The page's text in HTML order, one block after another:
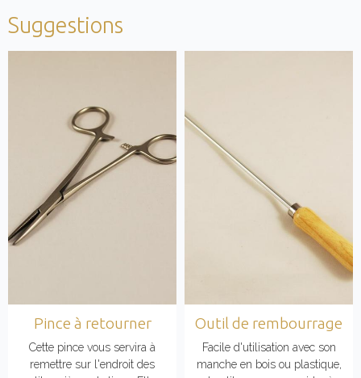
Suggestions
Pince à retourner
Cette pince vous servira à
remettre sur l'endroit des
Outil de rembourrage
Facile d'utilisation avec son
manche en bois ou plastique,